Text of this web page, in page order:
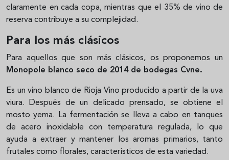
claramente en cada copa, mientras que el 35% de vino de
reserva contribuye a su complejidad.
Para los más clásicos
Para aquellos que son más clásicos, os proponemos un
Monopole blanco seco de 2014 de bodegas Cvne.
Es un vino blanco de Rioja Vino producido a partir de la uva
viura. Después de un delicado prensado, se obtiene el
mosto yema. La fermentación se lleva a cabo en tanques
de acero inoxidable con temperatura regulada, lo que
ayuda a extraer y mantener los aromas primarios, tanto
frutales como florales, característicos de esta variedad.